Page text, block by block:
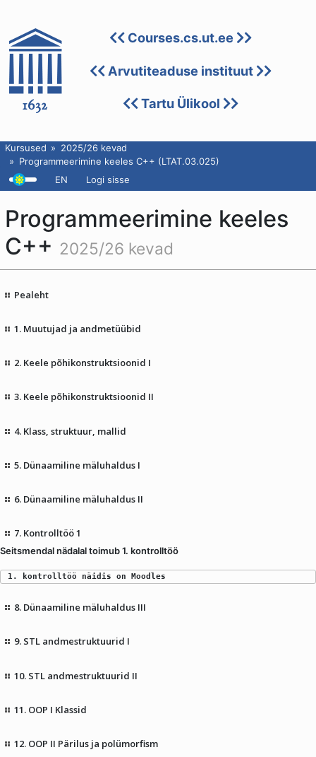
Courses.cs.ut.ee
Arvutiteaduse instituut
Tartu Ülikool
Kursused
2025/26 kevad
Programmeerimine keeles C++ (LTAT.03.025)
EN
Logi sisse
Programmeerimine keeles
C++ 2025/26 kevad
Pealeht
1. Muutujad ja andmetüübid
2. Keele põhikonstruktsioonid I
3. Keele põhikonstruktsioonid II
4. Klass, struktuur, mallid
5. Dünaamiline mäluhaldus I
6. Dünaamiline mäluhaldus II
7. Kontrolltöö 1
Seitsmendal nädalal toimub 1. kontrolltöö
1. kontrolltöö näidis on Moodles
8. Dünaamiline mäluhaldus III
9. STL andmestruktuurid I
10. STL andmestruktuurid II
11. OOP I Klassid
12. OOP II Pärilus ja polümorfism